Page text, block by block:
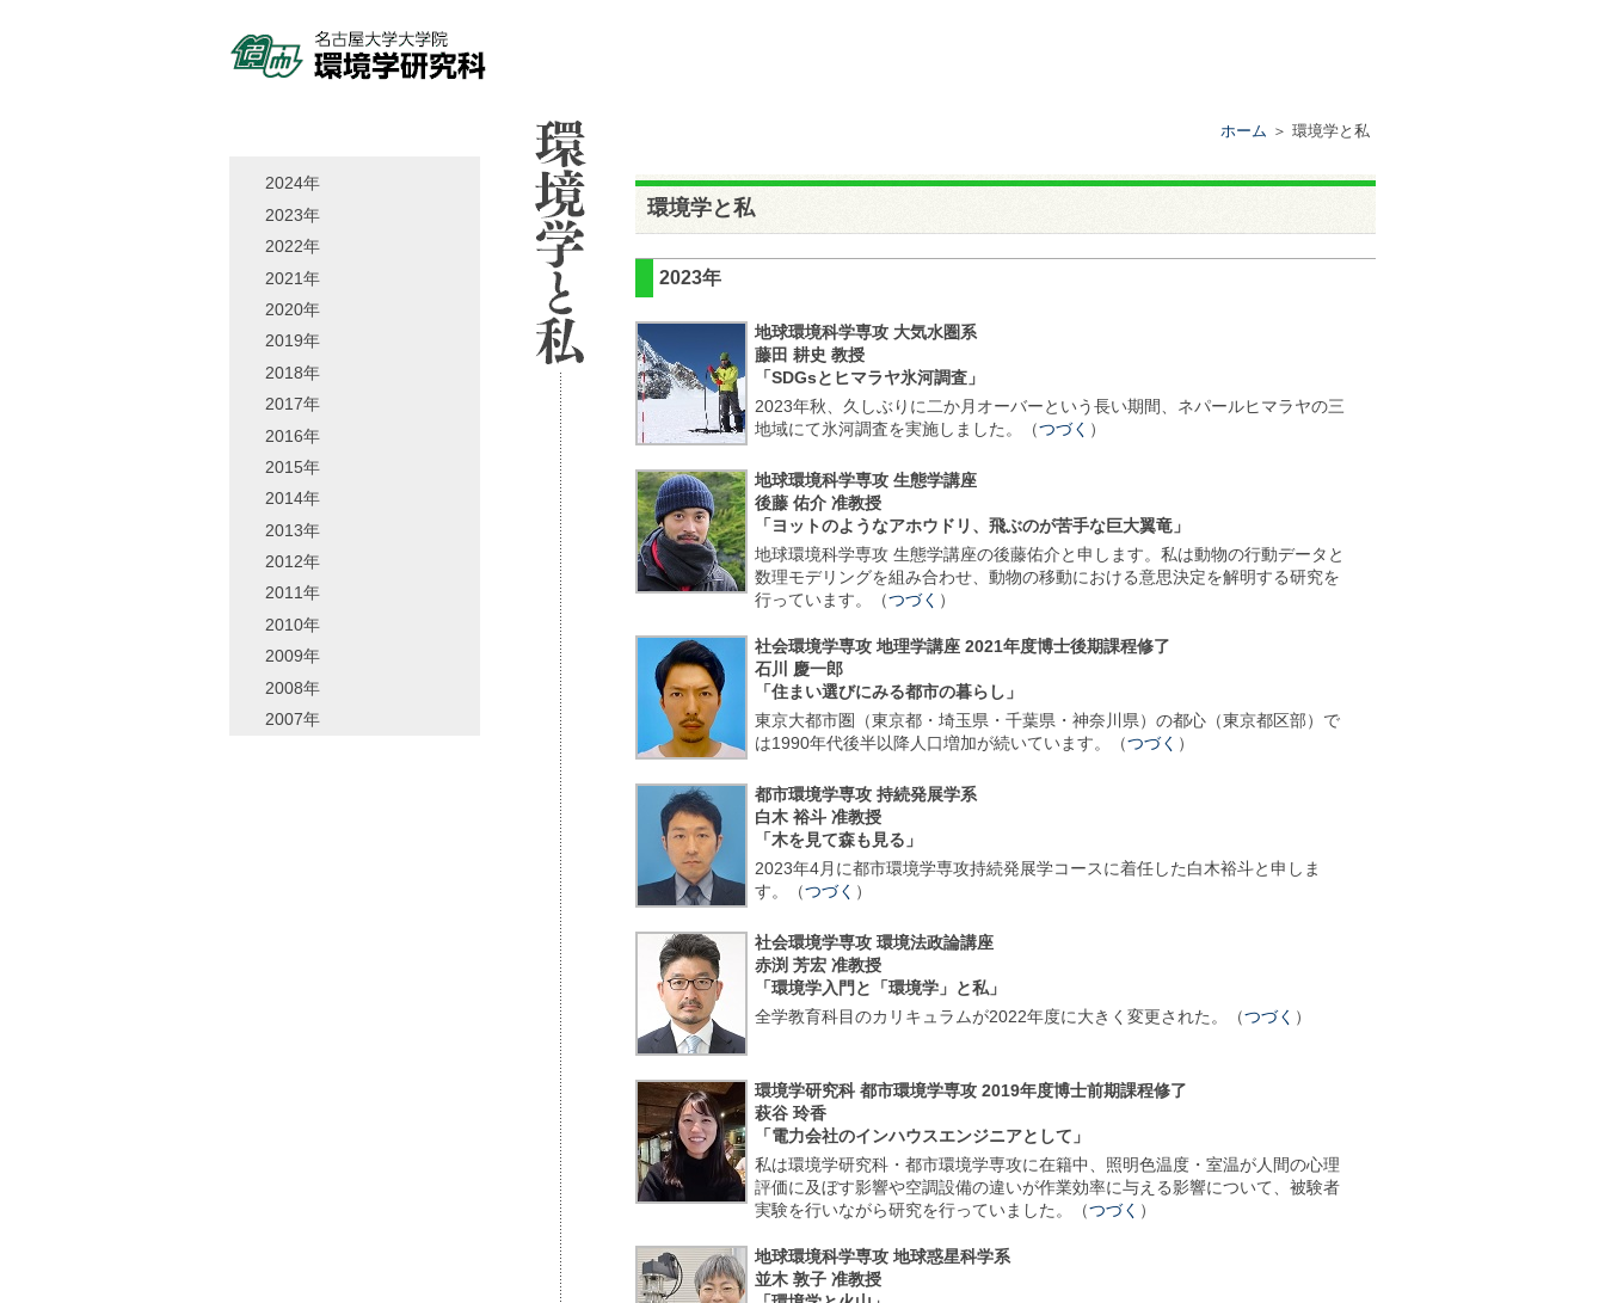
2024年
2023年
2022年
2021年
2020年
2019年
2018年
2017年
2016年
2015年
2014年
2013年
2012年
2011年
2010年
2009年
2008年
2007年
ホーム ＞ 環境学と私
環境学と私
2023年
地球環境科学専攻 大気水圏系
藤田 耕史 教授
「SDGsとヒマラヤ氷河調査」
2023年秋、久しぶりに二か月オーバーという長い期間、ネパールヒマラヤの三
地域にて氷河調査を実施しました。（つづく ）
地球環境科学専攻 生態学講座
後藤 佑介 准教授
「ヨットのようなアホウドリ、飛ぶのが苦手な巨大翼竜」
地球環境科学専攻 生態学講座の後藤佑介と申します。私は動物の行動データと
数理モデリングを組み合わせ、動物の移動における意思決定を解明する研究を
行っています。（つづく ）
社会環境学専攻 地理学講座 2021年度博士後期課程修了
石川 慶一郎
「住まい選びにみる都市の暮らし」
東京大都市圏（東京都・埼玉県・千葉県・神奈川県）の都心（東京都区部）で
は1990年代後半以降人口増加が続いています。（つづく ）
都市環境学専攻 持続発展学系
白木 裕斗 准教授
「木を見て森も見る」
2023年4月に都市環境学専攻持続発展学コースに着任した白木裕斗と申しま
す。（つづく ）
社会環境学専攻 環境法政論講座
赤渕 芳宏 准教授
「環境学入門と「環境学」と私」
全学教育科目のカリキュラムが2022年度に大きく変更された。（つづく ）
環境学研究科 都市環境学専攻 2019年度博士前期課程修了
萩谷 玲香
「電力会社のインハウスエンジニアとして」
私は環境学研究科・都市環境学専攻に在籍中、照明色温度・室温が人間の心理
評価に及ぼす影響や空調設備の違いが作業効率に与える影響について、被験者
実験を行いながら研究を行っていました。（つづく ）
地球環境科学専攻 地球惑星科学系
並木 敦子 准教授